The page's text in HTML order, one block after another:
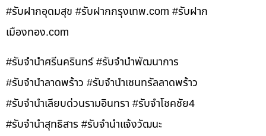
#รับฝากอุดมสุข #รับฝากกรุงเทพ.com #รับฝาก
เมืองทอง.com
#รับจำนำศรีนครินทร์ #รับจำนำพัฒนาการ
#รับจำนำลาดพร้าว #รับจำนำเซนทรัลลาดพร้าว
#รับจำนำเลียบด่วนรามอินทรา #รับจำโชคชัย4
#รับจำนำสุทธิสาร #รับจำนำแจ้งวัฒนะ